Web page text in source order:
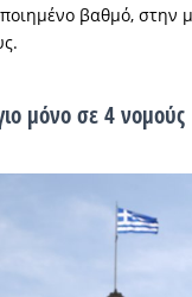
βαθμό, στην
μόνο σε 4 νομούς